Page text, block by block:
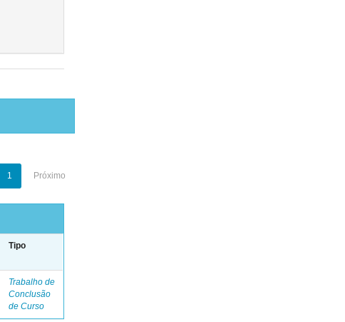
1 Próximo
Tipo
Trabalho de
Conclusão
de Curso